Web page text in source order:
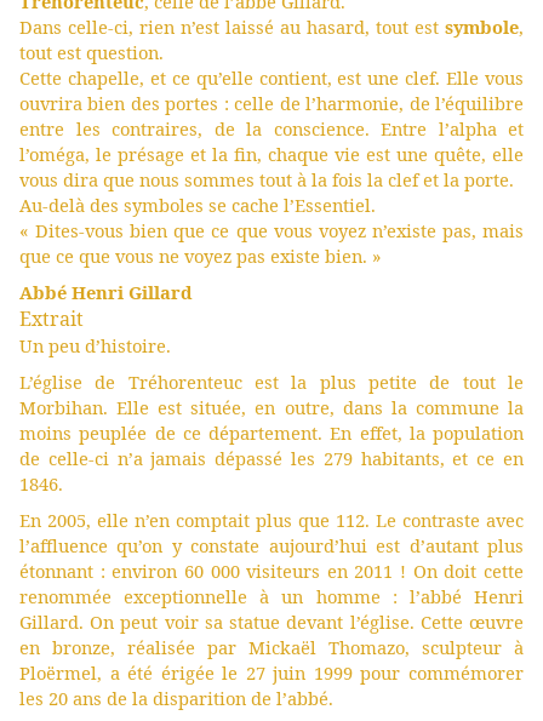
Dans celle-ci, rien n’est laissé au hasard, tout est symbole,
tout est question.
Cette chapelle, et ce qu’elle contient, est une clef. Elle vous
ouvrira bien des portes : celle de l’harmonie, de l’équilibre
entre les contraires, de la conscience. Entre l’alpha et
l’oméga, le présage et la fin, chaque vie est une quête, elle
vous dira que nous sommes tout à la fois la clef et la porte.
Au-delà des symboles se cache l’Essentiel.
« Dites-vous bien que ce que vous voyez n’existe pas, mais
que ce que vous ne voyez pas existe bien. »
Abbé Henri Gillard
Extrait
Un peu d’histoire.
L’église de Tréhorenteuc est la plus petite de tout le
Morbihan. Elle est située, en outre, dans la commune la
moins peuplée de ce département. En effet, la population
de celle-ci n’a jamais dépassé les 279 habitants, et ce en
1846.
En 2005, elle n’en comptait plus que 112. Le contraste avec
l’affluence qu’on y constate aujourd’hui est d’autant plus
étonnant : environ 60 000 visiteurs en 2011 ! On doit cette
renommée exceptionnelle à un homme : l’abbé Henri
Gillard. On peut voir sa statue devant l’église. Cette œuvre
en bronze, réalisée par Mickaël Thomazo, sculpteur à
Ploërmel, a été érigée le 27 juin 1999 pour commémorer
les 20 ans de la disparition de l’abbé.